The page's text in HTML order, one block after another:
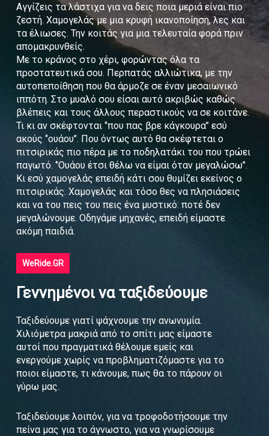
Αγγίζεις τα λάστιχα για να δεις ποια μεριά είναι πιο
ζεστή. Χαμογελάς με μια κρυφή ικανοποίηση, λες και
τα έλιωσες. Την κοιτάς για μια τελευταία φορά πριν
απομακρυνθείς.
Με το κράνος στο χέρι, φορώντας όλα τα
προστατευτικά σου. Περπατάς αλλιώτικα, με την
αυτοπεποίθηση που θα άρμοζε σε έναν μεσαιωνικό
ιππότη. Στο μυαλό σου είσαι αυτό ακριβώς καθώς
βλέπεις και τους άλλους περαστικούς να σε κοιτάνε.
Τι κι αν σκέφτονται ‘’που πας βρε κάγκουρα’’ εσύ
ακούς ‘’ουάου’’. Που όντως αυτό θα σκέφτεται ο
πιτσιρικάς πιο πέρα με το ποδηλατάκι του που τρώει
παγωτό. ‘’Ουάου έτσι θέλω να είμαι όταν μεγαλώσω’’.
Κι εσύ χαμογελάς επειδή κάτι σου θυμίζει εκείνος ο
πιτσιρικάς. Χαμογελάς και τόσο θες να πλησιάσεις
και να του πεις του πεις ένα μυστικό: ποτέ δεν
μεγαλώνουμε. Οδηγάμε μηχανές, επειδή είμαστε
ακόμη παιδιά.
WeRide.GR
Γεννημένοι να ταξιδεύουμε
Ταξιδεύουμε γιατί ψάχνουμε την ανωνυμία.
Χιλιόμετρα μακριά από το σπίτι μας είμαστε
αυτοί που πραγματικά θέλουμε εμείς και
ενεργούμε χωρίς να προβληματιζόμαστε για το
ποιοι είμαστε, τι κάνουμε, πως θα το πάρουν οι
γύρω μας.
Ταξιδεύουμε λοιπόν, για να τροφοδοτήσουμε την
πείνα μας για το άγνωστο, για να γνωρίσουμε